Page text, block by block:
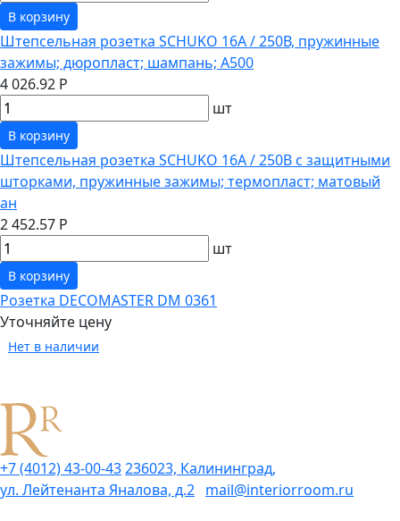
В корзину
Штепсельная розетка SCHUKO 16А / 250В, пружинные
зажимы; дюропласт; шампань; A500
4 026.92 Р
шт
В корзину
Штепсельная розетка SCHUKO 16А / 250В с защитными
шторками, пружинные зажимы; термопласт; матовый
ан
2 452.57 Р
шт
В корзину
Розетка DECOMASTER DM 0361
Уточняйте цену
Нет в наличии
+7 (4012) 43-00-43236023, Калининград,
ул. Лейтенанта Яналова, д.2 mail@interiorroom.ru